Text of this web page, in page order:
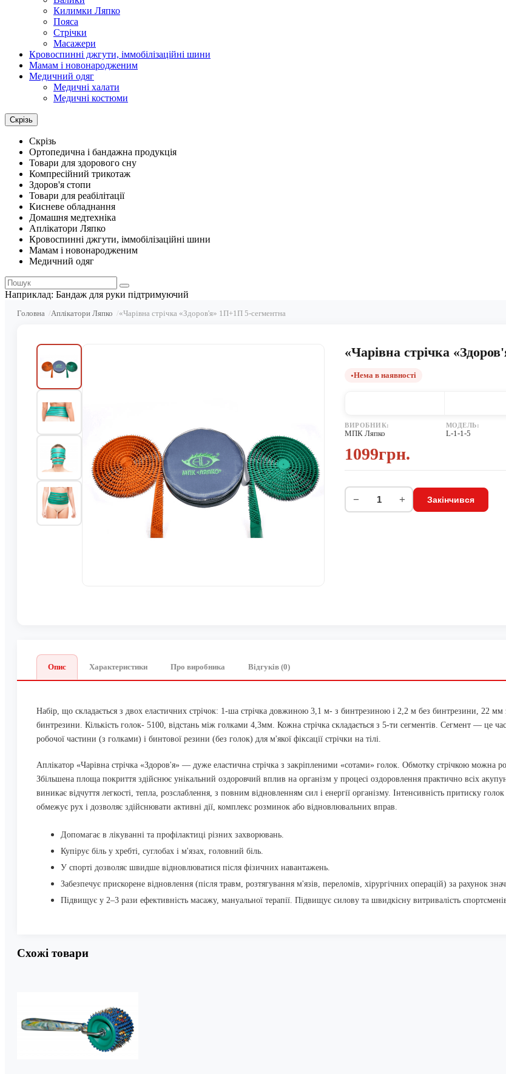
Килимки Ляпко
Пояса
Стрічки
Масажери
Кровоспинні джгути, іммобілізаційні шини
Мамам і новонародженим
Медичний одяг
Медичні халати
Медичні костюми
Скрізь
Скрізь
Ортопедична і бандажна продукція
Товари для здорового сну
Компресійний трикотаж
Здоров'я стопи
Товари для реабілітації
Кисневе обладнання
Домашня медтехніка
Аплікатори Ляпко
Кровоспинні джгути, іммобілізаційні шини
Мамам і новонародженим
Медичний одяг
Наприклад: Бандаж для руки підтримуючий
Головна Аплікатори Ляпко «Чарівна стрічка «Здоров'я» 1П+1П 5-сегментна
«Чарівна стрічка
Нема в наявності
ВИРОБНИК:
МПК Ляпко
МОДЕЛЬ:
L-1-1-5
1099грн.
− + Закінчився
Опис Характеристики Про виробника Відгуків (0)
Набір, що складається з двох еластичних стрічок: 1-ша стрічка довжиною 3,1 м- з бинтрезиною і 2,2 м без бинтрезини, 22
бинтрезини. Кількість голок- 5100, відстань між голками 4,3мм. Кожна стрічка складається з 5-ти сегментів. Сегмент — це
робочої частини (з голками) і бинтової резини (без голок) для м'якої фіксації стрічки на тілі.
Аплікатор «Чарівна стрічка «Здоров'я» — дуже еластична стрічка з закріпленими «сотами» голок. Обмотку стрічкою можна
Збільшена площа покриття здійснює унікальний оздоровчий вплив на організм у процесі оздоровлення практично всіх
виникає відчуття легкості, тепла, розслаблення, з повним відновленням сил і енергії організму. Інтенсивність притиску
обмежує рух і дозволяє здійснювати активні дії, комплекс розминок або відновлювальних вправ.
Допомагає в лікуванні та профілактиці різних захворювань.
Купірує біль у хребті, суглобах і м'язах, головний біль.
У спорті дозволяє швидше відновлюватися після фізичних навантажень.
Забезпечує прискорене відновлення (після травм, розтягування м'язів, переломів, хірургічних операцій) за рахунок
Підвищує у 2–3 рази ефективність масажу, мануальної терапії. Підвищує силову та швидкісну витривалість
Схожі товари